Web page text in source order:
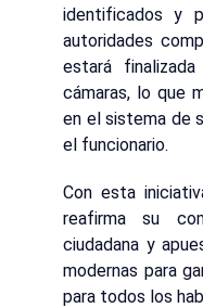
identificados y
autoridades
estará
cámaras, lo que
en el sistema de
el funcionario.
Con esta
reafirma su
ciudadana y
modernas para
para todos los